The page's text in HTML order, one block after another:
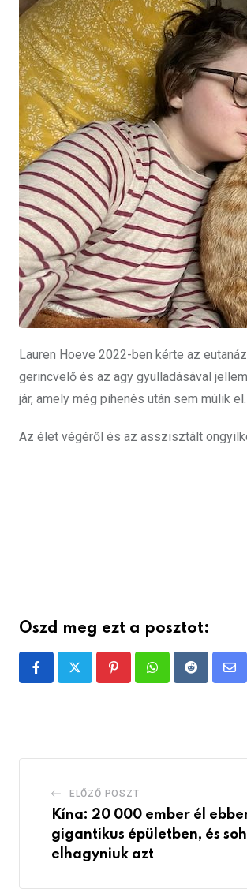
Lauren Hoeve 2022-ben kérte az
gerincvelő és az agy gyulladásával
jár, amely még pihenés után sem múlik el.
Az élet végéről és az asszisztált
Oszd meg ezt a posztot:
PinterestWhatsappReddit
ELŐZŐ POSZT
Kína: 20 000 ember él
gigantikus épületben, és
elhagyniuk azt